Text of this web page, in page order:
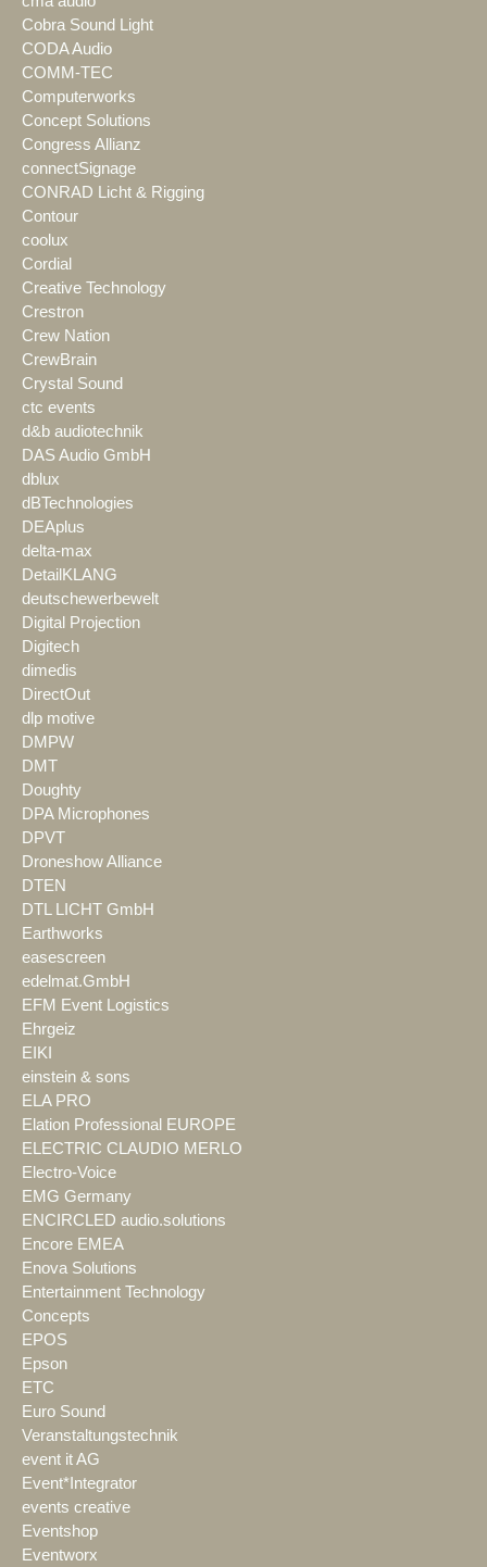
Cobra Sound Light
CODA Audio
COMM-TEC
Computerworks
Concept Solutions
Congress Allianz
connectSignage
CONRAD Licht & Rigging
Contour
coolux
Cordial
Creative Technology
Crestron
Crew Nation
CrewBrain
Crystal Sound
ctc events
d&b audiotechnik
DAS Audio GmbH
dblux
dBTechnologies
DEAplus
delta-max
DetailKLANG
deutschewerbewelt
Digital Projection
Digitech
dimedis
DirectOut
dlp motive
DMPW
DMT
Doughty
DPA Microphones
DPVT
Droneshow Alliance
DTEN
DTL LICHT GmbH
Earthworks
easescreen
edelmat.GmbH
EFM Event Logistics
Ehrgeiz
EIKI
einstein & sons
ELA PRO
Elation Professional EUROPE
ELECTRIC CLAUDIO MERLO
Electro-Voice
EMG Germany
ENCIRCLED audio.solutions
Encore EMEA
Enova Solutions
Entertainment Technology
Concepts
EPOS
Epson
ETC
Euro Sound
Veranstaltungstechnik
event it AG
Event*Integrator
events creative
Eventshop
Eventworx